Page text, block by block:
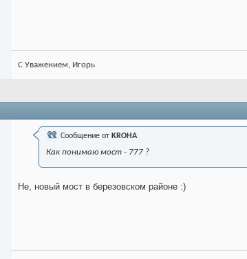
С Уважением, Игорь
Сообщение от KROHA
Как понимаю мост - 777 ?
Не, новый мост в березовском районе :)